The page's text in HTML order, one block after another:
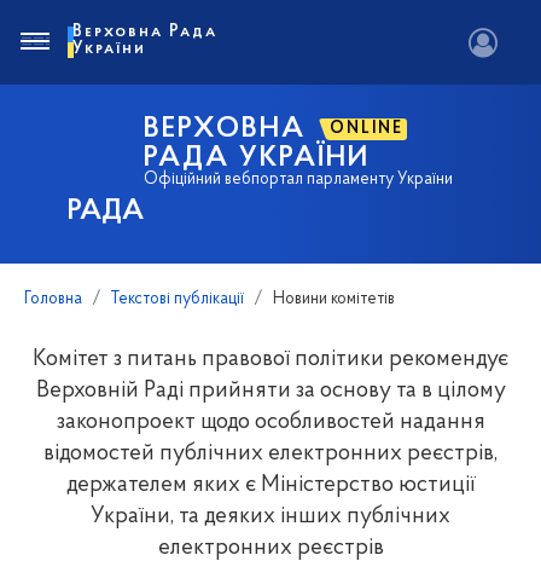
РАДА
ВЕРХОВНА ONLINE
РАДА УКРАЇНИ
Офіційний вебпортал парламенту України
Верховна Рада
України
Головна Текстові публікації Новини комітетів
Комітет з питань правової політики рекомендує
Верховній Раді прийняти за основу та в цілому
законопроект щодо особливостей надання
відомостей публічних електронних реєстрів,
держателем яких є Міністерство юстиції
України, та деяких інших публічних
електронних реєстрів